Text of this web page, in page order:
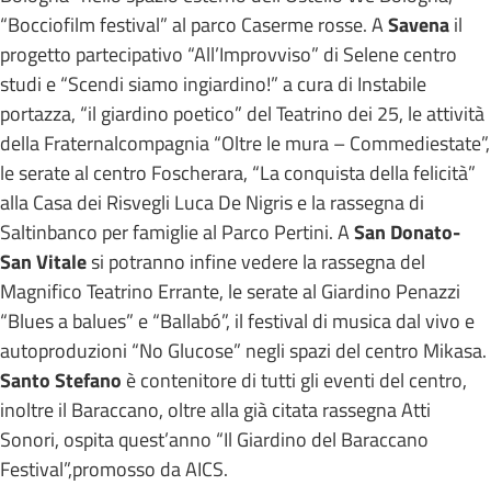
“Bocciofilm festival” al parco Caserme rosse. ASavenail
progetto partecipativo “All’Improvviso” di Selene centro
studi e “Scendi siamo ingiardino!” a cura di Instabile
portazza, “il giardino poetico” del Teatrino dei 25, le attività
della Fraternalcompagnia “Oltre le mura – Commediestate”,
le serate al centro Foscherara, “La conquista della felicità”
alla Casa dei Risvegli Luca De Nigris e la rassegna di
Saltinbanco per famiglie al Parco Pertini. ASan Donato-
San Vitalesi potranno infine vedere la rassegna del
Magnifico Teatrino Errante, le serate al Giardino Penazzi
“Blues a balues” e “Ballabó”, il festival di musica dal vivo e
autoproduzioni “No Glucose” negli spazi del centro Mikasa.
Santo Stefano è contenitore di tutti gli eventi del centro,
inoltre il Baraccano, oltre alla già citata rassegna Atti
Sonori, ospita quest’anno “Il Giardino del Baraccano
Festival”,promosso da AICS.